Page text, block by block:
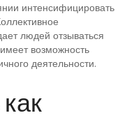
интенсифицировать
людей отзываться
возможность
деятельности.